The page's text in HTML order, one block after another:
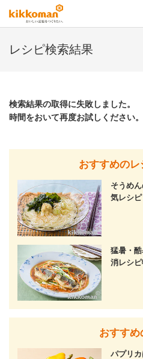
レシピ検索結果
検索結果の取得に失敗しました。
時間をおいて再度お試しください。
おすすめの
そうめ
気レシ
猛暑・
消レシ
おすすめ
パプリ